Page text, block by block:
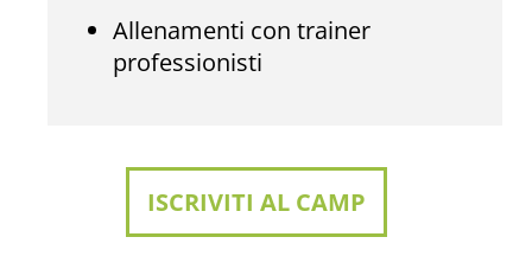
Allenamenti con trainer
professionisti
ISCRIVITI AL CAMP